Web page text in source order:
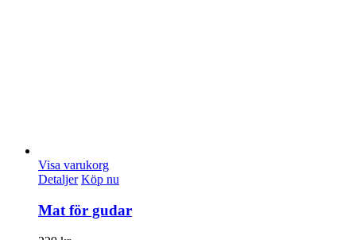
Visa varukorg
Detaljer Köp nu
Mat för gudar